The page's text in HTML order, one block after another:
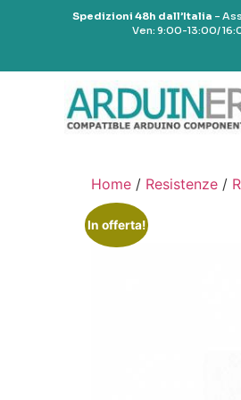
Spedizioni 48h dall’Italia –
Ven: 9:00-13:00/
Home / Resistenze /
In offerta!